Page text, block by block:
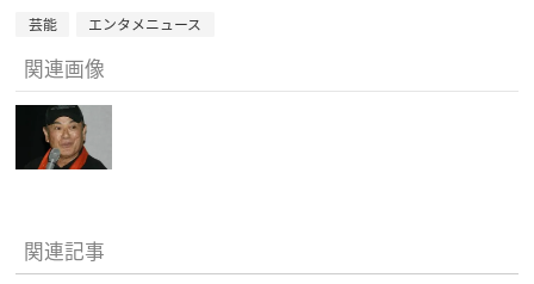
芸能 エンタメニュース
関連画像
関連記事